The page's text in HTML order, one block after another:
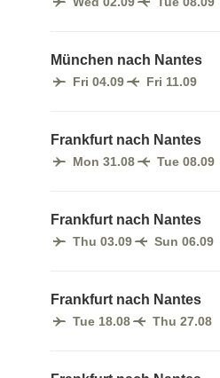
München nach Nantes
Fri 04.09 Fri 11.09
Frankfurt nach Nantes
Mon 31.08 Tue 08.09
Frankfurt nach Nantes
Thu 03.09 Sun 06.09
Frankfurt nach Nantes
Tue 18.08 Thu 27.08